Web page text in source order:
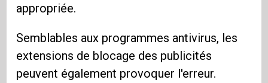
appropriée.
Semblables aux programmes antivirus, les
extensions de blocage des publicités
peuvent également provoquer l'erreur.